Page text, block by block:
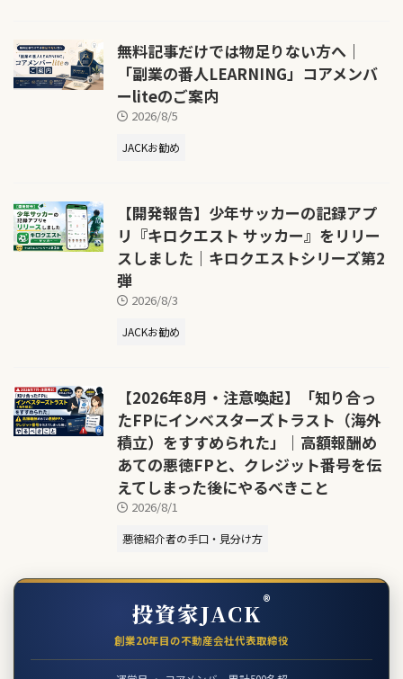
無料記事だけでは物足りない方へ｜
「副業の番人LEARNING」コアメンバ
ーliteのご案内
2026/8/5
JACKお勧め
【開発報告】少年サッカーの記録アプ
リ『キロクエスト サッカー』をリリー
スしました｜キロクエストシリーズ第2
弾
2026/8/3
JACKお勧め
【2026年8月・注意喚起】「知り合っ
たFPにインベスターズトラスト（海外
積立）をすすめられた」｜高額報酬め
あての悪徳FPと、クレジット番号を伝
えてしまった後にやるべきこと
2026/8/1
悪徳紹介者の手口・見分け方
投資家JACK®
創業20年目の不動産会社代表取締役